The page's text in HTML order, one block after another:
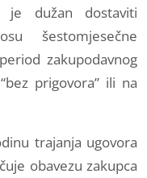
je dužan dostaviti
šestomjesečne
zakupodavnog
prigovora” ili na
trajanja ugovora
obavezu zakupca